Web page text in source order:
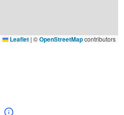
Leaflet | ©OpenStreetMapcontributors